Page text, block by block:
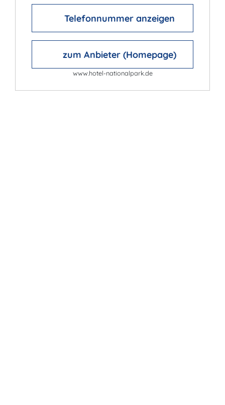
Telefonnummer anzeigen
zum Anbieter (Homepage)
www.hotel-nationalpark.de